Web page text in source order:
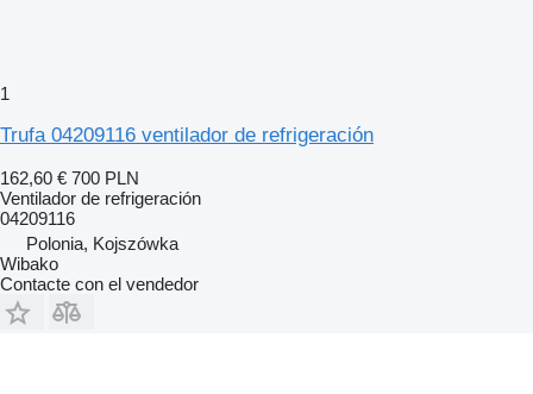
1
Trufa 04209116 ventilador de refrigeración
162,60 € 700 PLN
Ventilador de refrigeración
04209116
Polonia, Kojszówka
Wibako
Contacte con el vendedor